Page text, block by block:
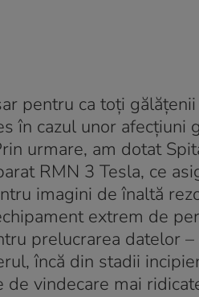
pentru ca toţi
în cazul unor afecţiuni
urmare, am dotat
RMN 3 Tesla, ce
imagini de înaltă
extrem de
prelucrarea datelor
încă din stadii
de vindecare mai